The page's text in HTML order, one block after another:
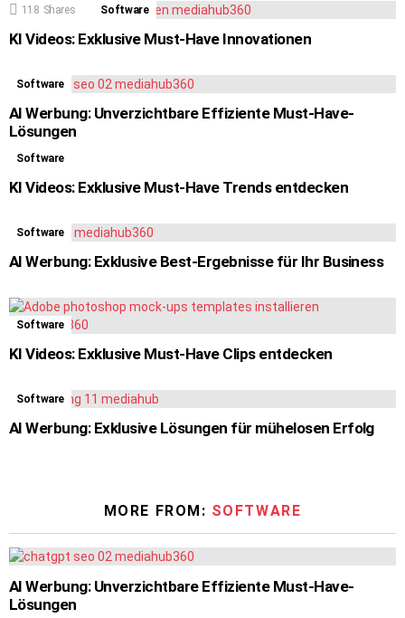
118 Shares Software
KI Videos: Exklusive Must-Have Innovationen
Software
AI Werbung: Unverzichtbare Effiziente Must-Have-
Lösungen
Software
KI Videos: Exklusive Must-Have Trends entdecken
Software
AI Werbung: Exklusive Best-Ergebnisse für Ihr Business
Software
KI Videos: Exklusive Must-Have Clips entdecken
Software
AI Werbung: Exklusive Lösungen für mühelosen Erfolg
MORE FROM: SOFTWARE
AI Werbung: Unverzichtbare Effiziente Must-Have-
Lösungen